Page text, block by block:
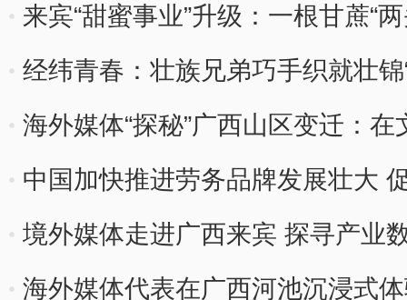
来宾“甜蜜事业”升级：一根甘蔗“
经纬青春：壮族兄弟巧手织就壮锦
海外媒体“探秘”广西山区变迁：
中国加快推进劳务品牌发展壮大
境外媒体走进广西来宾 探寻产业
海外媒体代表在广西河池沉浸式